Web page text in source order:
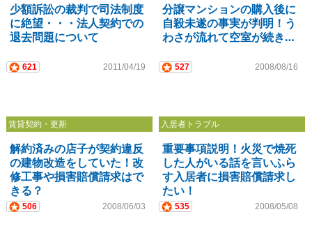
少額訴訟の裁判で司法制度
に絶望・・・法人契約での
退去問題について
621 2011/04/19
分譲マンションの購入後に
自殺未遂の事実が判明！う
わさが流れて空室が続き…
527 2008/08/16
賃貸契約・更新
解約済みの店子が契約違反
の建物改造をしていた！改
修工事や損害賠償請求はで
きる？
506 2008/06/03
入居者トラブル
重要事項説明！火災で焼死
した人がいる話を言いふら
す入居者に損害賠償請求し
たい！
535 2008/05/08